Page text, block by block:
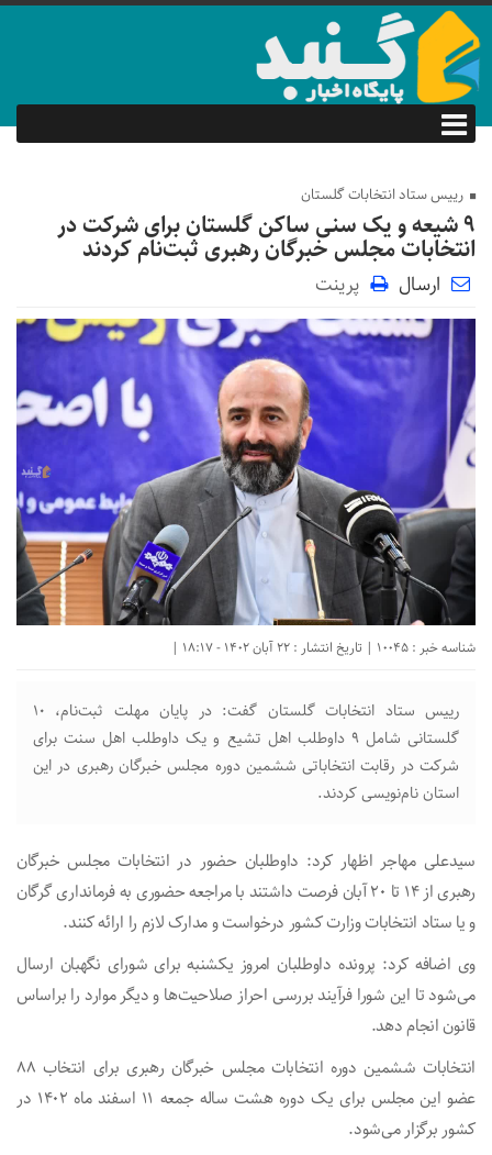
رییس ستاد انتخابات گلستان
۹ شیعه و یک سنی ساکن گلستان برای شرکت در
انتخابات مجلس خبرگان رهبری ثبت‌نام کردند
ارسال پرینت
شناسه خبر : 10045 | تاریخ انتشار : 22 آبان 1402 - 18:17 |
رییس ستاد انتخابات گلستان گفت: در پایان مهلت ثبت‌نام، ۱۰
گلستانی شامل ۹ داوطلب اهل تشیع و یک داوطلب اهل سنت برای
شرکت در رقابت انتخاباتی ششمین دوره مجلس خبرگان رهبری در این
استان نام‌نویسی کردند.
سیدعلی مهاجر اظهار کرد: داوطلبان حضور در انتخابات مجلس خبرگان
رهبری از ۱۴ تا ۲۰ آبان فرصت داشتند با مراجعه حضوری به فرمانداری گرگان
و یا ستاد انتخابات وزارت کشور درخواست و مدارک لازم را ارائه کنند.
وی اضافه کرد: پرونده داوطلبان امروز یکشنبه برای شورای نگهبان ارسال
می‌شود تا این شورا فرآیند بررسی احراز صلاحیت‌ها و دیگر موارد را براساس
قانون انجام دهد.
انتخابات ششمین دوره انتخابات مجلس خبرگان رهبری برای انتخاب ۸۸
عضو این مجلس برای یک دوره هشت ساله جمعه ۱۱ اسفند ماه ۱۴۰۲ در
کشور برگزار می‌شود.